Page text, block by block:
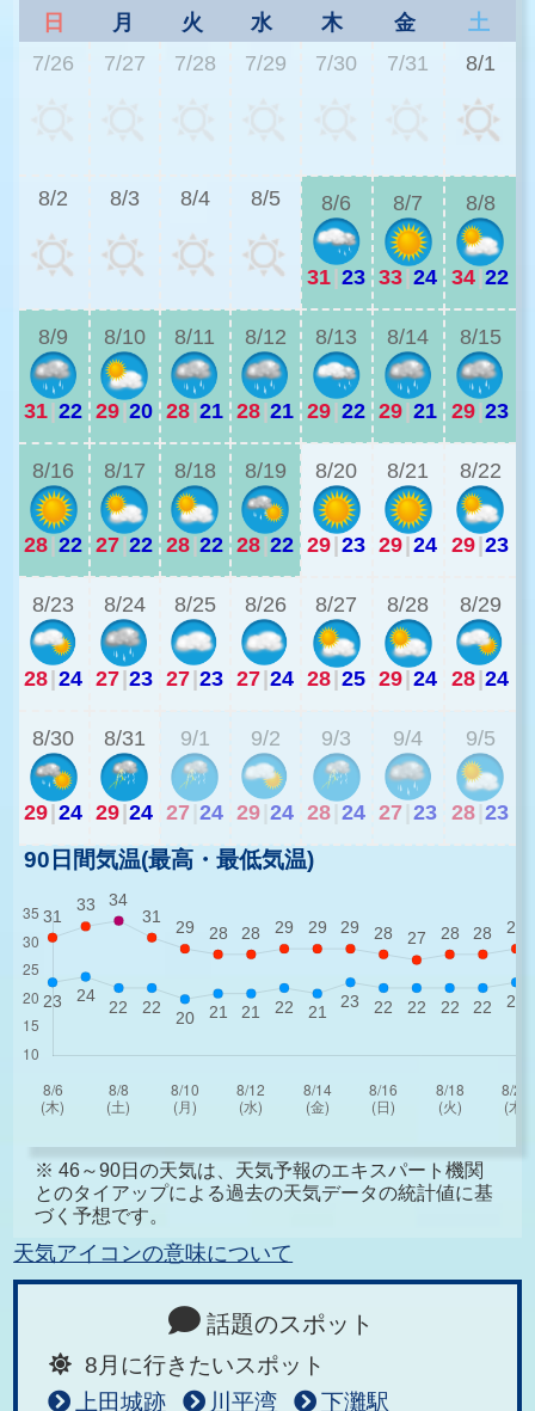
日 月 火 水 木 金
土
7/26
7/27 7/28 7/29 7/30 7/31 8/1
8/2 8/3 8/4 8/5 8/6
31 23
8/7
33 24
8/8
34 22
8/9
31 22
8/10
29 20
8/11
28 21
8/12
28 21
8/13
29 22
8/14
29 21
8/15
29 23
8/16
28 22
8/17
27 22
8/18
28 22
8/19
28 22
8/20
29 23
8/21
29 24
8/22
29 23
8/23
28 24
8/24
27 23
8/25
27 23
8/26
27 24
8/27
28 25
8/28
29 24
8/29
28 24
8/30
29 24
8/31
29 24
9/1
27 24
9/2
29 24
9/3
28 24
9/4
27 23
9/5
28 23
90日間気温(最高・最低気温)
※ 46～90日の天気は、天気予報のエキスパート機関
とのタイアップによる過去の天気データの統計値に基
づく予想です。
天気アイコンの意味について
話題のスポット
8月に行きたいスポット
上田城跡
川平湾
下灘駅